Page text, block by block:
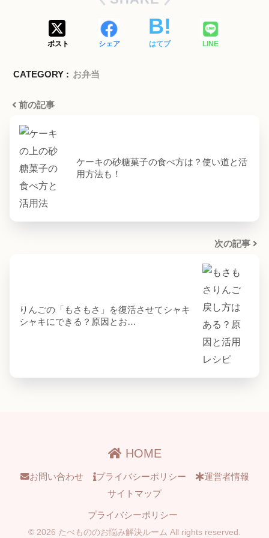
ポスト シェア はてブ LINE
CATEGORY : お弁当
前の記事
ケーキの砂糖菓子の食べ方は？使い道と活
用方法も！
次の記事
りんごの「もさもさ」を復活させてシャキ
シャキにできる？原因とお…
HOME
お問い合わせ プライバシーポリシー
運営者情報
サイトマップ
プライバシーポリシー
© 2026 たべもののお悩み解決ルーム All rights reserved.